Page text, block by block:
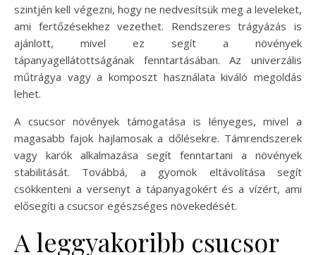
szintjén kell végezni, hogy ne nedvesítsük meg a leveleket,
ami fertőzésekhez vezethet. Rendszeres trágyázás is
ajánlott, mivel ez segít a növények
tápanyagellátottságának fenntartásában. Az univerzális
műtrágya vagy a komposzt használata kiváló megoldás
lehet.
A csucsor növények támogatása is lényeges, mivel a
magasabb fajok hajlamosak a dőlésekre. Támrendszerek
vagy karók alkalmazása segít fenntartani a növények
stabilitását. Továbbá, a gyomok eltávolítása segít
csökkenteni a versenyt a tápanyagokért és a vízért, ami
elősegíti a csucsor egészséges növekedését.
A leggyakoribb csucsor